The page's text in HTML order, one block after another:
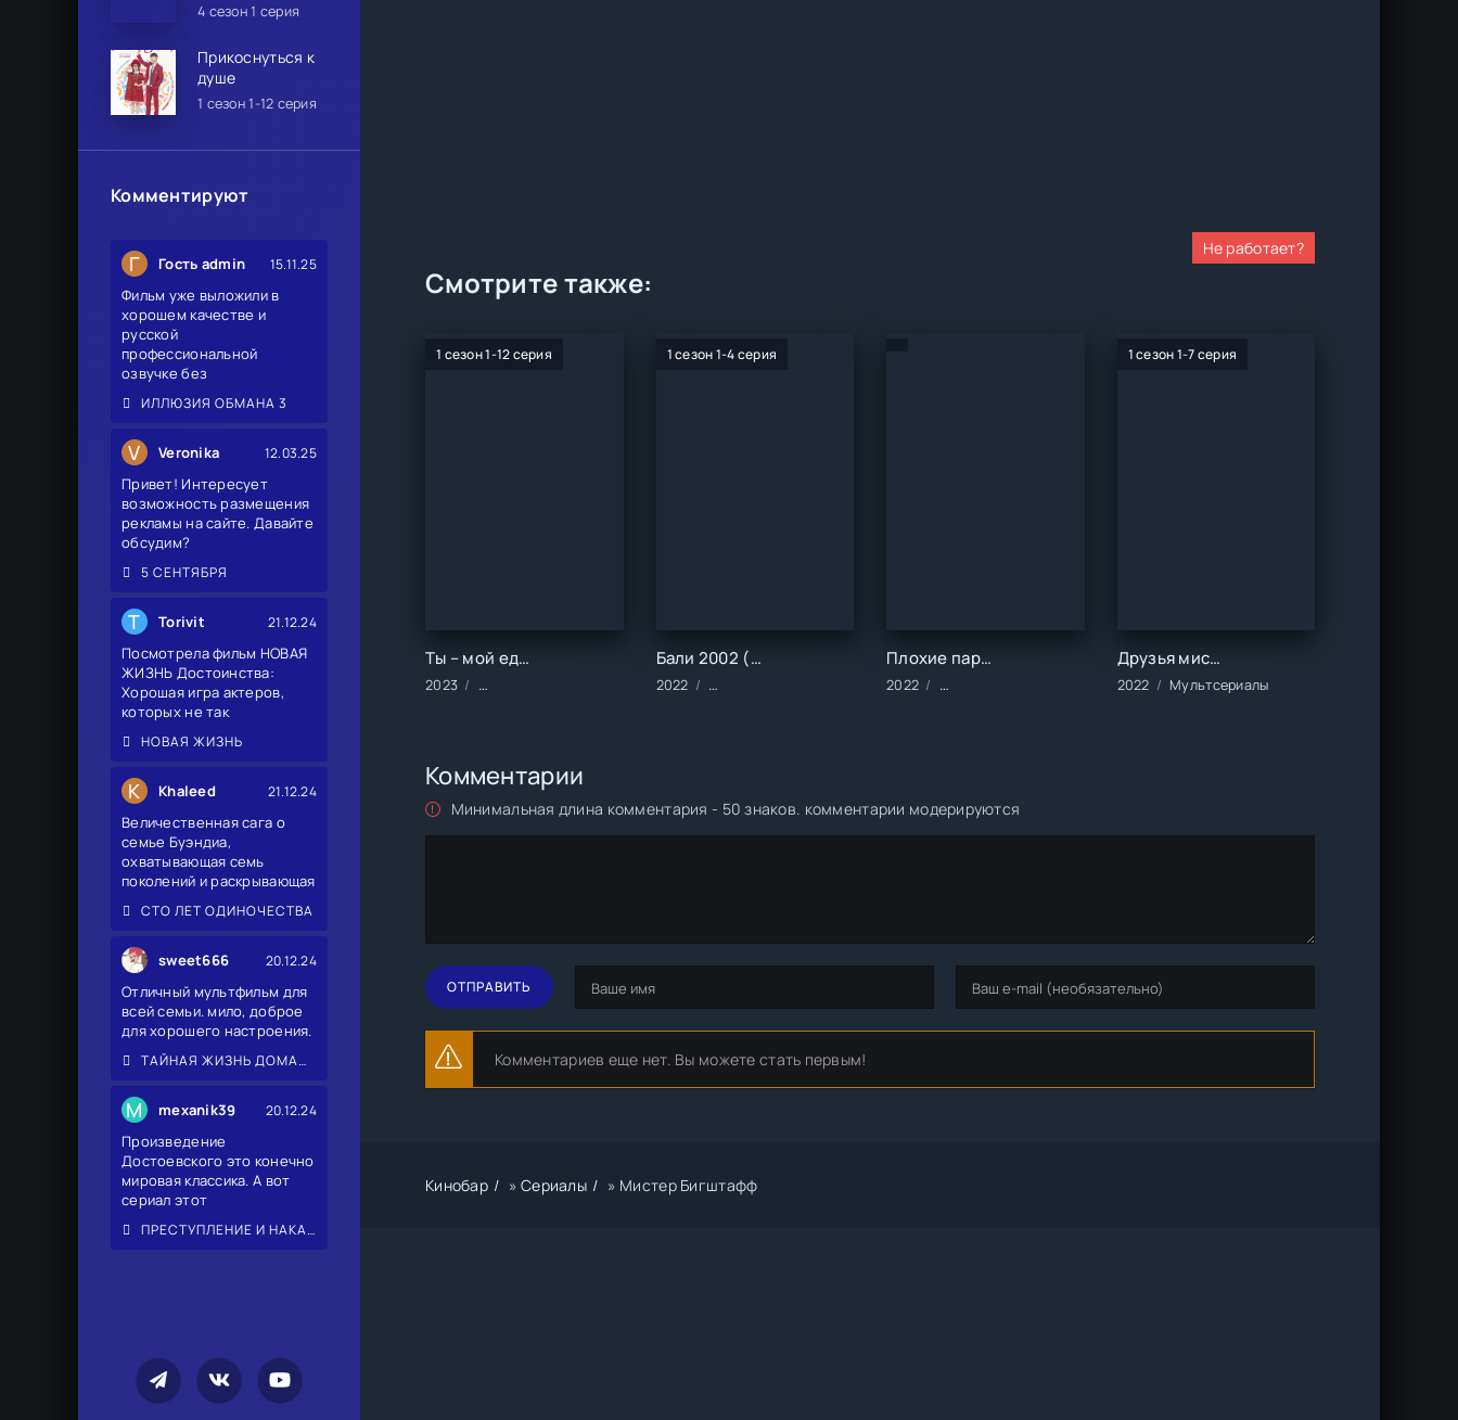
4 сезон 1 серия
Прикоснуться к
душе
1 сезон 1-12 серия
Комментируют
Г Гость admin 15.11.25
Фильм уже выложили в
хорошем качестве и
русской
профессиональной
озвучке без
ИЛЛЮЗИЯ ОБМАНА 3
V Veronika 12.03.25
Привет! Интересует
возможность размещения
рекламы на сайте. Давайте
обсудим?
5 СЕНТЯБРЯ
T Torivit 21.12.24
Посмотрела фильм НОВАЯ
ЖИЗНЬ Достоинства:
Хорошая игра актеров,
которых не так
НОВАЯ ЖИЗНЬ
K Khaleed 21.12.24
Величественная сага о
семье Буэндиа,
охватывающая семь
поколений и раскрывающая
СТО ЛЕТ ОДИНОЧЕСТВА
sweet666 20.12.24
Отличный мультфильм для
всей семьи. мило, доброе
для хорошего настроения.
ТАЙНАЯ ЖИЗНЬ ДОМАШНИХ ЖИВОТНЫХ 2
M mexanik39 20.12.24
Произведение
Достоевского это конечно
мировая классика. А вот
сериал этот
ПРЕСТУПЛЕНИЕ И НАКАЗАНИЕ
Не работает?
Смотрите также:
1 сезон 1-12 серия
Ты – мой единственный (1 сезон)
2023 Сериалы/2023 год/Зарубежные/Мелодрамы/Фэнтези
1 сезон 1-4 серия
Бали 2002 (1 сезон)
2022 Сериалы/2022 год/Зарубежные/Драма/Исторические/Триллер
Плохие парни ()
2022 Мультфильмы/Зарубежные/2022 год
1 сезон 1-7 серия
Друзья мистера Фокса (1 сезон)
2022 Мультсериалы
Комментарии
Минимальная длина комментария - 50 знаков. комментарии модерируются
ОТПРАВИТЬ
Комментариев еще нет. Вы можете стать первым!
Кинобар »Сериалы » Мистер Бигштафф